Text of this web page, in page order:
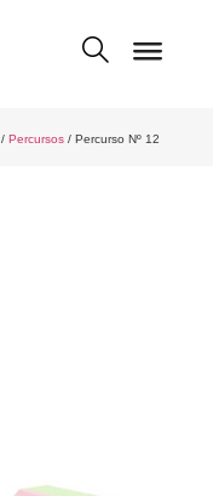
/ Percursos/ Percurso Nº 12